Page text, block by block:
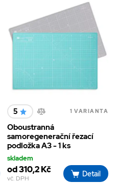
5 1 VARIANTA
Oboustranná
samoregenerační řezací
podložka A3 - 1 ks
skladem
od 310,2 Kč
vč. DPH
Detail